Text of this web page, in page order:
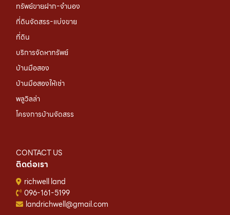
ทรัพย์ขายฝาก-จำนอง
ที่ดินจัดสรร-แบ่งขาย
ที่ดิน
บริการจัดหาทรัพย์
บ้านมือสอง
บ้านมือสองให้เช่า
พลูวิลล่า
โครงการบ้านจัดสรร
CONTACT US
ติดต่อเรา
richwell land
096-161-5199
landrichwell@gmail.com